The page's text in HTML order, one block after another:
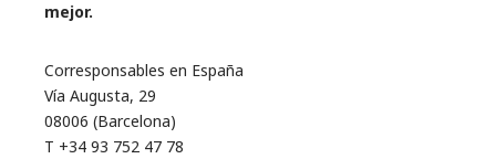
mejor.
Corresponsables en España
Vía Augusta, 29
08006 (Barcelona)
T +34 93 752 47 78